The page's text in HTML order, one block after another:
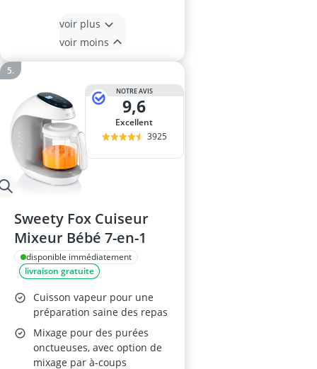
voir plus
voir moins
NOTRE AVIS
9,6
Excellent
3925
Sweety Fox Cuiseur
Mixeur Bébé 7-en-1
disponible immédiatement
livraison gratuite
Cuisson vapeur pour une
préparation saine des repas
Mixage pour des purées
onctueuses, avec option de
mixage par à-coups